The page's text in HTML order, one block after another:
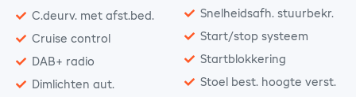
C.deurv. met afst.bed.
Cruise control
DAB+ radio
Dimlichten aut.
Snelheidsafh. stuurbekr.
Start/stop systeem
Startblokkering
Stoel best. hoogte verst.